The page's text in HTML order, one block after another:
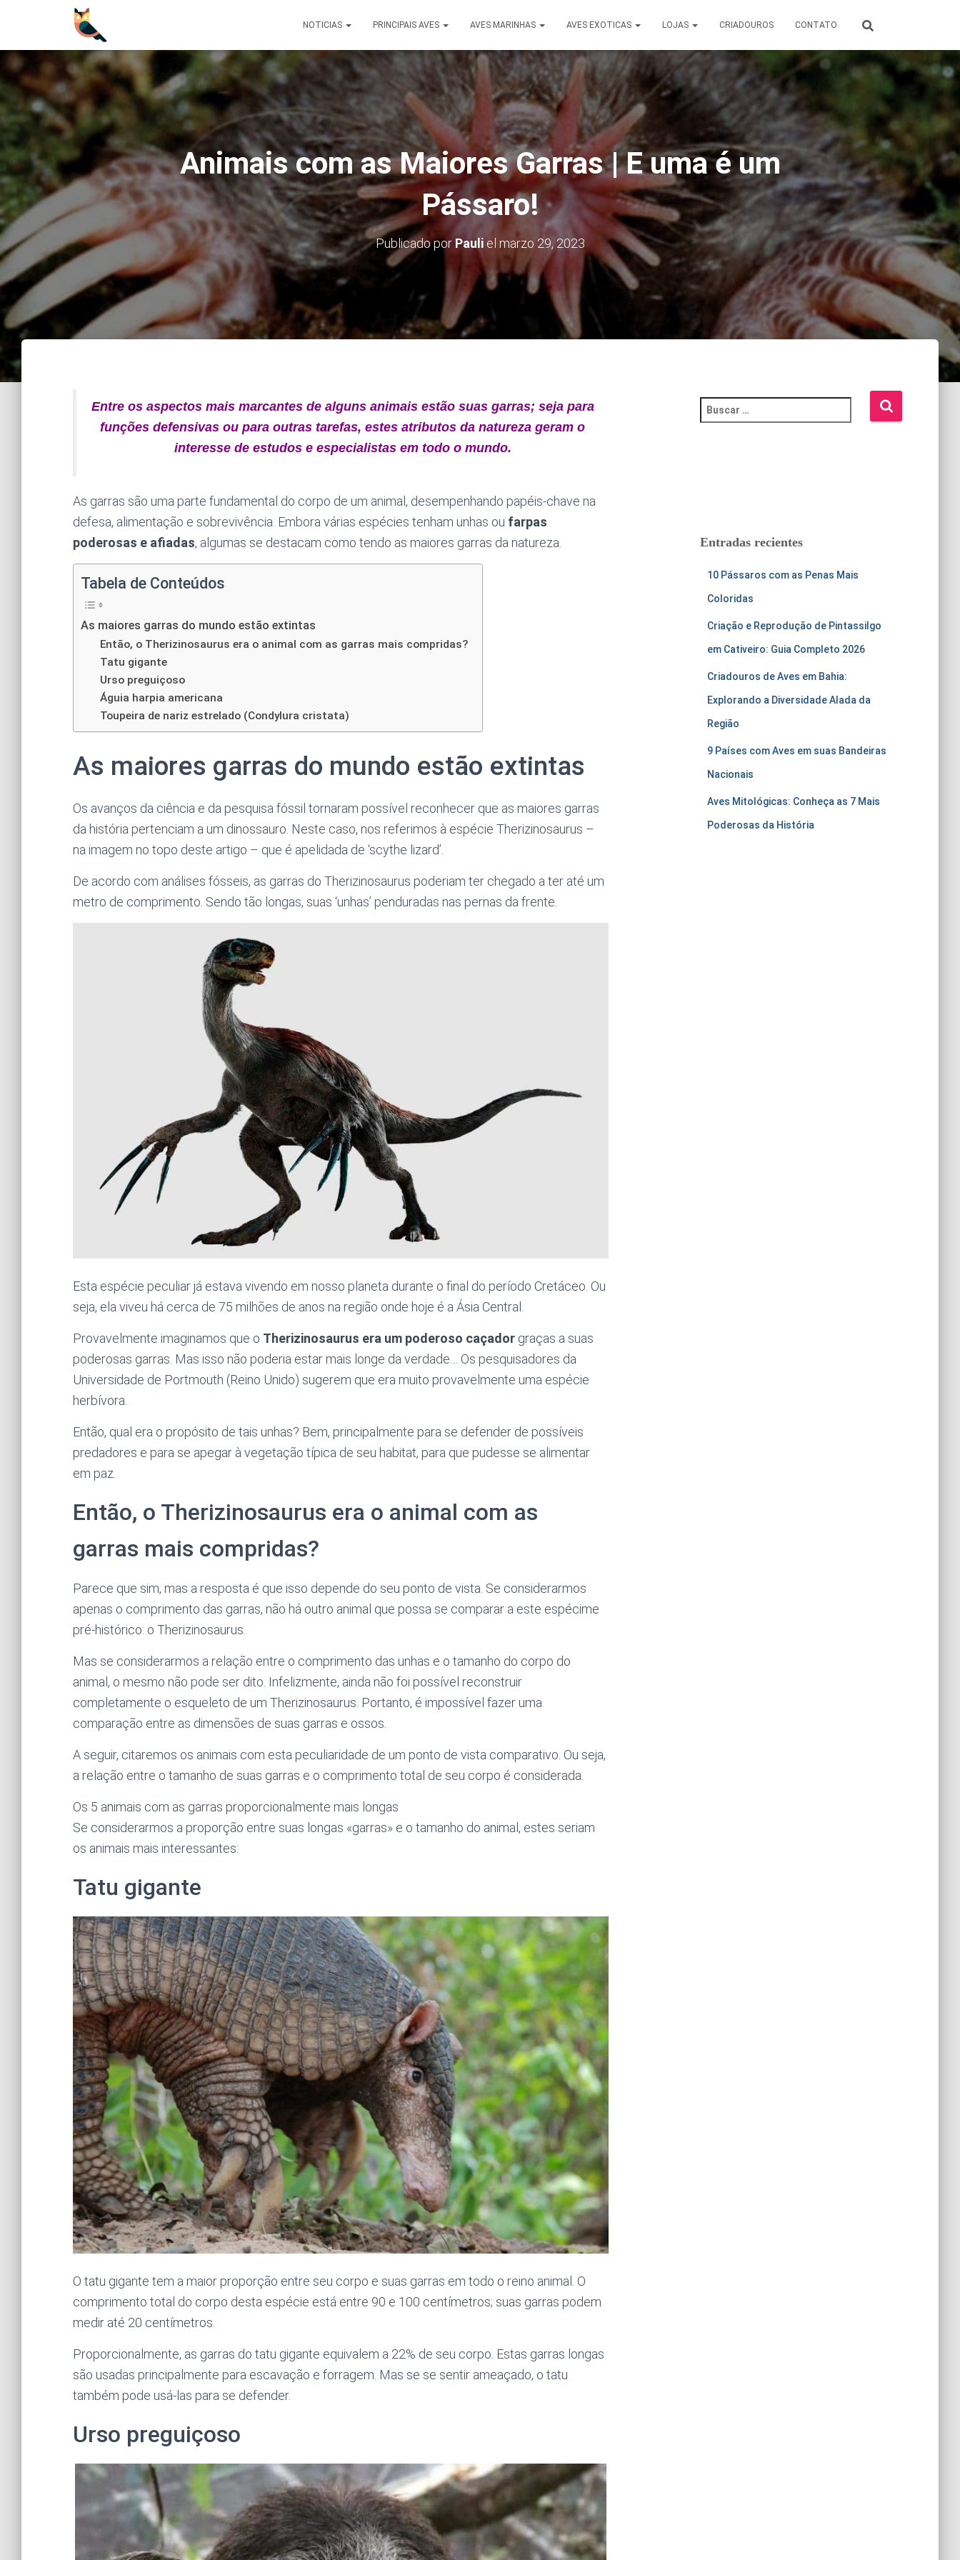
NOTICIAS PRINCIPAIS AVES AVES MARINHAS AVES EXOTICAS LOJAS CRIADOUROS CONTATO
Animais com as Maiores Garras | E uma é um
Pássaro!
Publicado por Pauliel marzo 29, 2023
Entre os aspectos mais marcantes de alguns animais estão suas garras; seja para
funções defensivas ou para outras tarefas, estes atributos da natureza geram o
interesse de estudos e especialistas em todo o mundo.
As garras são uma parte fundamental do corpo de um animal, desempenhando papéis-chave na
defesa, alimentação e sobrevivência. Embora várias espécies tenham unhas ou farpas
poderosas e afiadas, algumas se destacam como tendo as maiores garras da natureza.
Tabela de Conteúdos
As maiores garras do mundo estão extintas
Então, o Therizinosaurus era o animal com as garras mais compridas?
Tatu gigante
Urso preguiçoso
Águia harpia americana
Toupeira de nariz estrelado (Condylura cristata)
As maiores garras do mundo estão extintas
Os avanços da ciência e da pesquisa fóssil tornaram possível reconhecer que as maiores garras
da história pertenciam a um dinossauro. Neste caso, nos referimos à espécie Therizinosaurus –
na imagem no topo deste artigo – que é apelidada de ‘scythe lizard’.
De acordo com análises fósseis, as garras do Therizinosaurus poderiam ter chegado a ter até um
metro de comprimento. Sendo tão longas, suas ‘unhas’ penduradas nas pernas da frente.
Esta espécie peculiar já estava vivendo em nosso planeta durante o final do período Cretáceo. Ou
seja, ela viveu há cerca de 75 milhões de anos na região onde hoje é a Ásia Central.
Provavelmente imaginamos que o Therizinosaurus era um poderoso caçador graças a suas
poderosas garras. Mas isso não poderia estar mais longe da verdade… Os pesquisadores da
Universidade de Portmouth (Reino Unido) sugerem que era muito provavelmente uma espécie
herbívora.
Então, qual era o propósito de tais unhas? Bem, principalmente para se defender de possíveis
predadores e para se apegar à vegetação típica de seu habitat, para que pudesse se alimentar
em paz.
Então, o Therizinosaurus era o animal com as
garras mais compridas?
Parece que sim, mas a resposta é que isso depende do seu ponto de vista. Se considerarmos
apenas o comprimento das garras, não há outro animal que possa se comparar a este espécime
pré-histórico: o Therizinosaurus.
Mas se considerarmos a relação entre o comprimento das unhas e o tamanho do corpo do
animal, o mesmo não pode ser dito. Infelizmente, ainda não foi possível reconstruir
completamente o esqueleto de um Therizinosaurus. Portanto, é impossível fazer uma
comparação entre as dimensões de suas garras e ossos.
A seguir, citaremos os animais com esta peculiaridade de um ponto de vista comparativo. Ou seja,
a relação entre o tamanho de suas garras e o comprimento total de seu corpo é considerada.
Os 5 animais com as garras proporcionalmente mais longas
Se considerarmos a proporção entre suas longas «garras» e o tamanho do animal, estes seriam
os animais mais interessantes:
Tatu gigante
O tatu gigante tem a maior proporção entre seu corpo e suas garras em todo o reino animal. O
comprimento total do corpo desta espécie está entre 90 e 100 centímetros; suas garras podem
medir até 20 centímetros.
Proporcionalmente, as garras do tatu gigante equivalem a 22% de seu corpo. Estas garras longas
são usadas principalmente para escavação e forragem. Mas se se sentir ameaçado, o tatu
também pode usá-las para se defender.
Urso preguiçoso
Entradas recientes
10 Pássaros com as Penas Mais
Coloridas
Criação e Reprodução de Pintassilgo
em Cativeiro: Guia Completo 2026
Criadouros de Aves em Bahia:
Explorando a Diversidade Alada da
Região
9 Países com Aves em suas Bandeiras
Nacionais
Aves Mitológicas: Conheça as 7 Mais
Poderosas da História